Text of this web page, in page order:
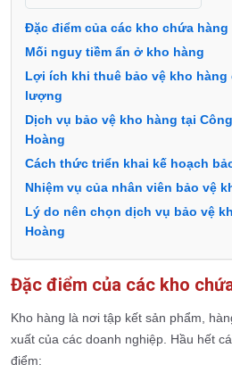
Đặc điểm của các kho chứa hàng
Mối nguy tiềm ẩn ở kho hàng
Lợi ích khi thuê bảo vệ kho
lượng
Dịch vụ bảo vệ kho hàng tại
Hoàng
Cách thức triển khai kế hoạch
Nhiệm vụ của nhân viên bảo vệ
Lý do nên chọn dịch vụ bảo vệ
Hoàng
Đặc điểm của các kho
Kho hàng là nơi tập kết sản phẩm,
xuất của các doanh nghiệp. Hầu hết
điểm: